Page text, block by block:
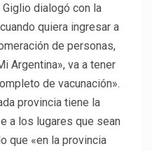
dialogó con la
quiera ingresar a
de personas,
Argentina», va a tener
de vacunación».
provincia tiene la
a los lugares que sean
que «en la provincia